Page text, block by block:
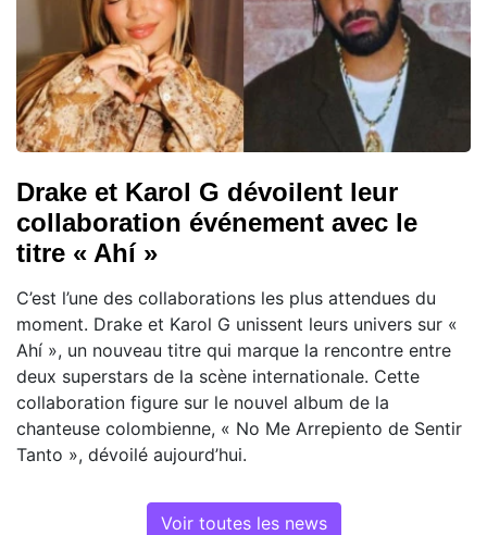
Drake et Karol G dévoilent leur
collaboration événement avec le
titre « Ahí »
C’est l’une des collaborations les plus attendues du
moment. Drake et Karol G unissent leurs univers sur «
Ahí », un nouveau titre qui marque la rencontre entre
deux superstars de la scène internationale. Cette
collaboration figure sur le nouvel album de la
chanteuse colombienne, « No Me Arrepiento de Sentir
Tanto », dévoilé aujourd’hui.
Voir toutes les news